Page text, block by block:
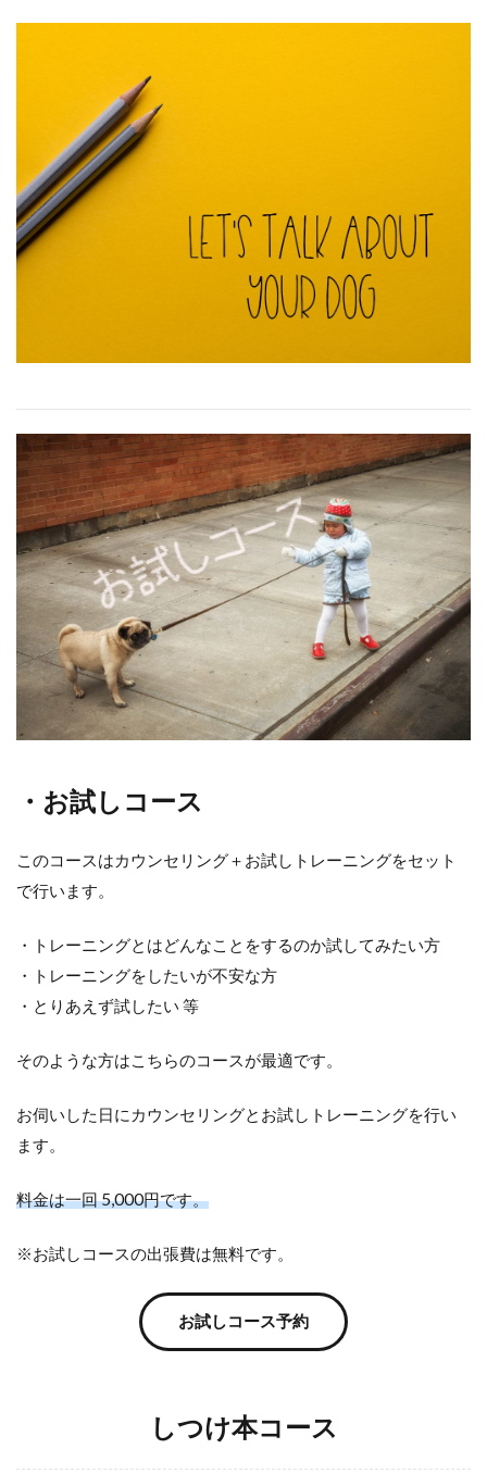
・お試しコース
このコースはカウンセリング＋お試しトレーニングをセット
で行います。
・トレーニングとはどんなことをするのか試してみたい方
・トレーニングをしたいが不安な方
・とりあえず試したい 等
そのような方はこちらのコースが最適です。
お伺いした日にカウンセリングとお試しトレーニングを行い
ます。
料金は一回 5,000円です。
※お試しコースの出張費は無料です。
お試しコース予約
しつけ本コース